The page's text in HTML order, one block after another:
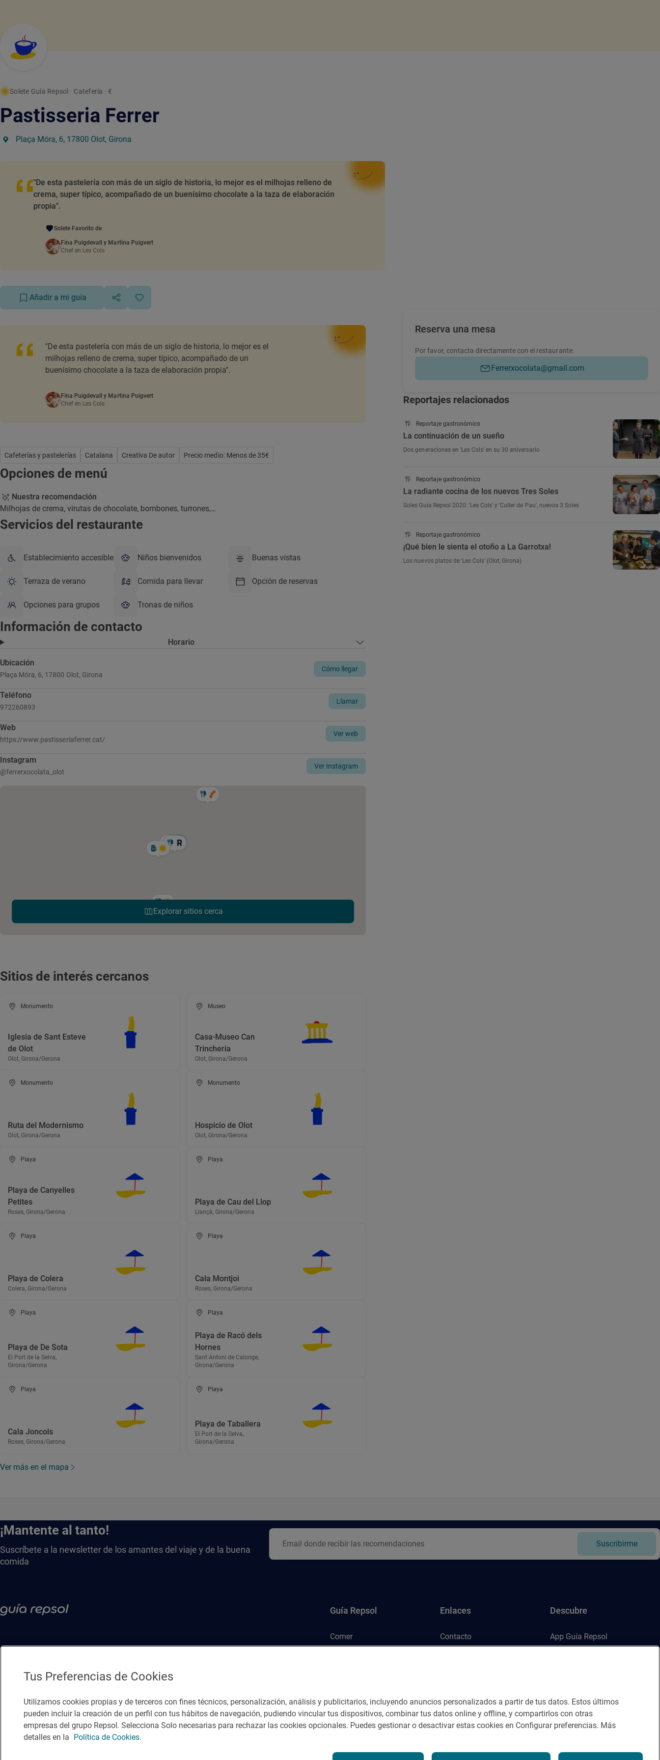
Solete Guía Repsol · Catefería · €
Pastisseria Ferrer
Plaça Móra, 6, 17800 Olot, Girona
"De esta pastelería con más de un siglo de historia, lo mejor es el milhojas relleno de
crema, super típico, acompañado de un buenísimo chocolate a la taza de elaboración
propia".
Solete Favorito de
Fina Puigdevall y Martina Puigvert
Chef en Les Cols
Añadir a mi guía
"De esta pastelería con más de un siglo de historia, lo mejor es el
milhojas relleno de crema, super típico, acompañado de un
buenísimo chocolate a la taza de elaboración propia".
Fina Puigdevall y Martina Puigvert
Chef en Les Cols
Cafeterías y pastelerías Catalana Creativa De autor Precio medio: Menos de 35€
Opciones de menú
Nuestra recomendación
Milhojas de crema, virutas de chocolate, bombones, turrones,…
Servicios del restaurante
Establecimiento accesible Niños bienvenidos Buenas vistas
Terraza de verano Comida para llevar Opción de reservas
Opciones para grupos Tronas de niños
Información de contacto
Horario
Ubicación
Plaça Móra, 6, 17800 Olot, Girona
Cómo llegar
Teléfono
972260893
Llamar
Web
https://www.pastisseriaferrer.cat/
Ver web
Instagram
@ferrerxocolata_olot
Ver Instagram
Explorar sitios cerca
Sitios de interés cercanos
Monumento
Iglesia de Sant Esteve
de Olot
Olot, Girona/Gerona
Museo
Casa-Museo Can
Trincheria
Olot, Girona/Gerona
Monumento
Ruta del Modernismo
Olot, Girona/Gerona
Monumento
Hospicio de Olot
Olot, Girona/Gerona
Playa
Playa de Canyelles
Petites
Roses, Girona/Gerona
Playa
Playa de Cau del Llop
Llançà, Girona/Gerona
Playa
Playa de Colera
Colera, Girona/Gerona
Playa
Cala Montjoi
Roses, Girona/Gerona
Playa
Playa de De Sota
El Port de la Selva,
Girona/Gerona
Playa
Playa de Racó dels
Hornes
Sant Antoni de Calonge,
Girona/Gerona
Playa
Cala Joncols
Roses, Girona/Gerona
Playa
Playa de Taballera
El Port de la Selva,
Girona/Gerona
Ver más en el mapa
Reserva una mesa
Ferrerxocolata@gmail.com
Por favor, contacta directamente con el restaurante.
Reportajes relacionados
Reportaje gastronómico
La continuación de un sueño
Dos generaciones en 'Les Cols' en su 30 aniversario
Reportaje gastronómico
La radiante cocina de los nuevos Tres Soles
Soles Guía Repsol 2020: 'Les Cols' y 'Culler de Pau', nuevos 3 Soles
Reportaje gastronómico
¡Qué bien le sienta el otoño a La Garrotxa!
Los nuevos platos de 'Les Cols' (Olot, Girona)
¡Mantente al tanto!
Suscríbete a la newsletter de los amantes del viaje y de la buena
comida
Suscribirme
Guía Repsol
Comer
Enlaces
Contacto
Descubre
App Guía Repsol
Política de privacidad Política de cookies Condiciones del servicio
Tus Preferencias de Cookies
Utilizamos cookies propias y de terceros con fines técnicos, personalización, análisis y publicitarios, incluyendo anuncios personalizados a partir de tus datos. Estos últimos
pueden incluir la creación de un perfil con tus hábitos de navegación, pudiendo vincular tus dispositivos, combinar tus datos online y offline, y compartirlos con otras
empresas del grupo Repsol. Selecciona Solo necesarias para rechazar las cookies opcionales. Puedes gestionar o desactivar estas cookies en Configurar preferencias. Más
detalles en la Política de Cookies.